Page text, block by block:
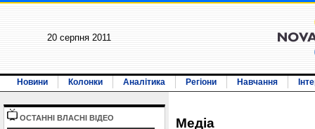
20 серпня 2011
Новини Колонки Аналітика Регіони Навчання
ОСТАННI ВЛАСНI ВIДЕО Медiа